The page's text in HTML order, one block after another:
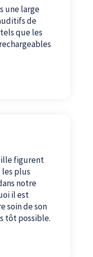
une large
de
que les
figurent
plus
notre
il est
soin de son
tôt possible.